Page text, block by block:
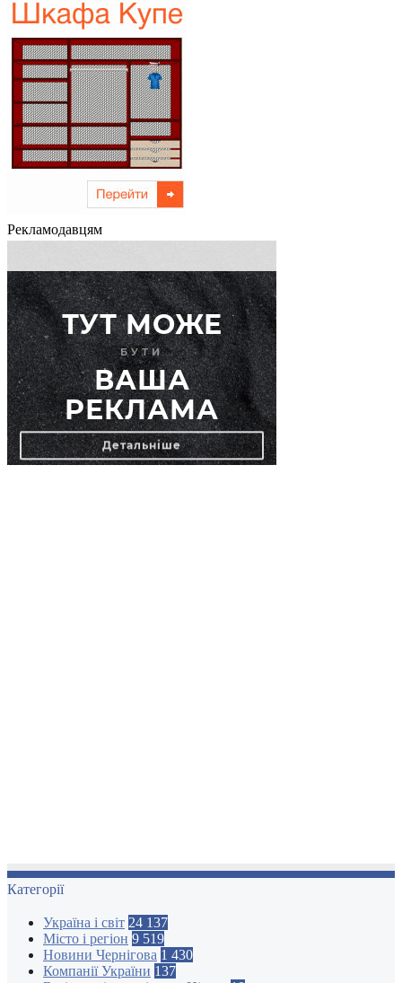
Рекламодавцям
Категорії
Україна і світ 24 137
Місто і регіон 9 519
Новини Чернігова 1 430
Компанії України 137